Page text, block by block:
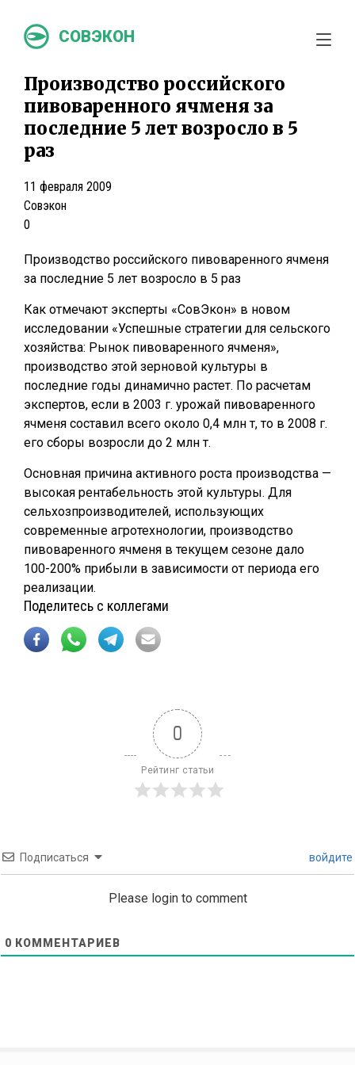
СОВЭКОН
Производство российского
пивоваренного ячменя за
последние 5 лет возросло в 5
раз
11 февраля 2009
Совэкон
0
Производство российского пивоваренного ячменя
за последние 5 лет возросло в 5 раз
Как отмечают эксперты «СовЭкон» в новом
исследовании «Успешные стратегии для сельского
хозяйства: Рынок пивоваренного ячменя»,
производство этой зерновой культуры в
последние годы динамично растет. По расчетам
экспертов, если в 2003 г. урожай пивоваренного
ячменя составил всего около 0,4 млн т, то в 2008 г.
его сборы возросли до 2 млн т.
Основная причина активного роста производства —
высокая рентабельность этой культуры. Для
сельхозпроизводителей, использующих
современные агротехнологии, производство
пивоваренного ячменя в текущем сезоне дало
100-200% прибыли в зависимости от периода его
реализации.
Поделитесь с коллегами
0
Рейтинг статьи
Подписаться войдите
Please login to comment
0 КОММЕНТАРИЕВ